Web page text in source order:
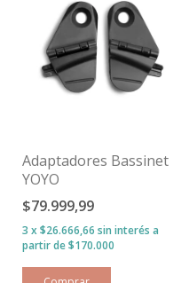
Adaptadores Bassinet
YOYO
$79.999,99
3 x$26.666,66 sin interés